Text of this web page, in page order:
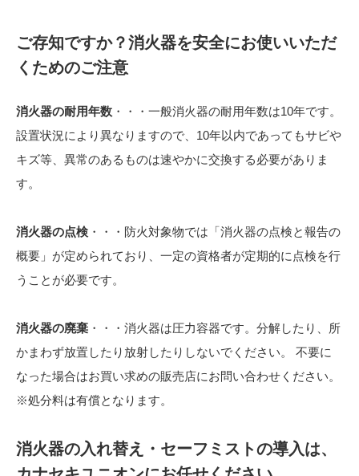
ご存知ですか？消火器を安全にお使いいただ
くためのご注意
消火器の耐用年数 ・・・一般消火器の耐用年数は10年です。
設置状況により異なりますので、10年以内であってもサビや
キズ等、異常のあるものは速やかに交換する必要がありま
す。
消火器の点検 ・・・防火対象物では「消火器の点検と報告の
概要」が定められており、一定の資格者が定期的に点検を行
うことが必要です。
消火器の廃棄 ・・・消火器は圧力容器です。分解したり、所
かまわず放置したり放射したりしないでください。 不要に
なった場合はお買い求めの販売店にお問い合わせください。
※処分料は有償となります。
消火器の入れ替え・セーフミストの導入は、